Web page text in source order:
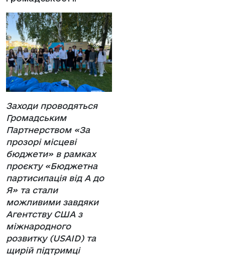
Заходи проводяться
Громадським
Партнерством «За
прозорі місцеві
бюджети» в рамках
проєкту «Бюджетна
партисипація від А до
Я» та стали
можливими завдяки
Агентству США з
міжнародного
розвитку (USAID) та
щирій підтримці